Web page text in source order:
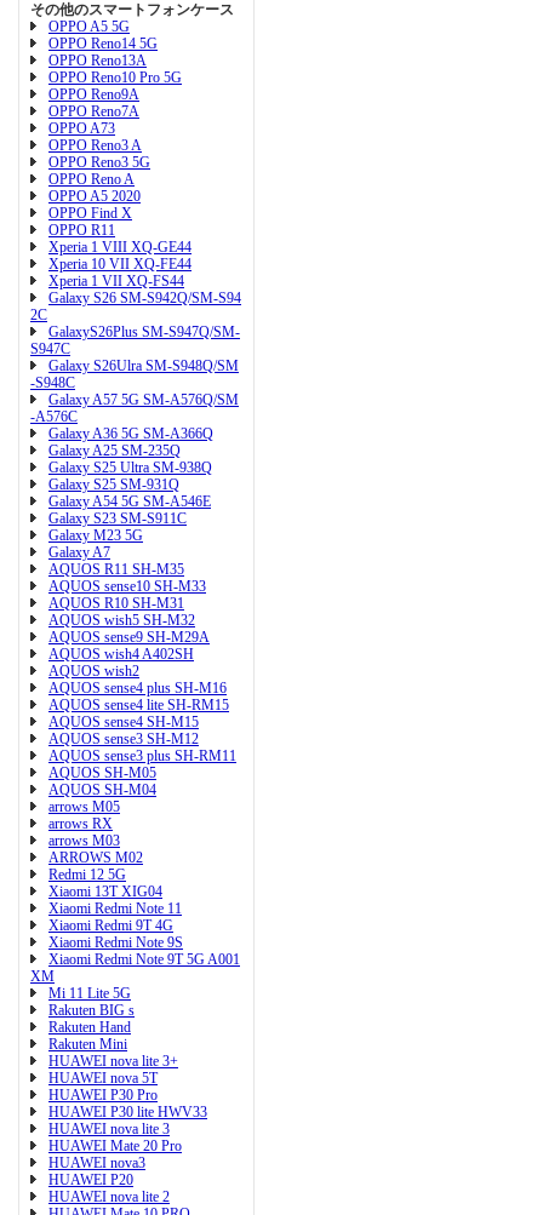
その他のスマートフォンケース
OPPO A5 5G
OPPO Reno14 5G
OPPO Reno13A
OPPO Reno10 Pro 5G
OPPO Reno9A
OPPO Reno7A
OPPO A73
OPPO Reno3 A
OPPO Reno3 5G
OPPO Reno A
OPPO A5 2020
OPPO Find X
OPPO R11
Xperia 1 VIII XQ-GE44
Xperia 10 VII XQ-FE44
Xperia 1 VII XQ-FS44
Galaxy S26 SM-S942Q/SM-S94
2C
GalaxyS26Plus SM-S947Q/SM-
S947C
Galaxy S26Ulra SM-S948Q/SM
-S948C
Galaxy A57 5G SM-A576Q/SM
-A576C
Galaxy A36 5G SM-A366Q
Galaxy A25 SM-235Q
Galaxy S25 Ultra SM-938Q
Galaxy S25 SM-931Q
Galaxy A54 5G SM-A546E
Galaxy S23 SM-S911C
Galaxy M23 5G
Galaxy A7
AQUOS R11 SH-M35
AQUOS sense10 SH-M33
AQUOS R10 SH-M31
AQUOS wish5 SH-M32
AQUOS sense9 SH-M29A
AQUOS wish4 A402SH
AQUOS wish2
AQUOS sense4 plus SH-M16
AQUOS sense4 lite SH-RM15
AQUOS sense4 SH-M15
AQUOS sense3 SH-M12
AQUOS sense3 plus SH-RM11
AQUOS SH-M05
AQUOS SH-M04
arrows M05
arrows RX
arrows M03
ARROWS M02
Redmi 12 5G
Xiaomi 13T XIG04
Xiaomi Redmi Note 11
Xiaomi Redmi 9T 4G
Xiaomi Redmi Note 9S
Xiaomi Redmi Note 9T 5G A001
XM
Mi 11 Lite 5G
Rakuten BIG s
Rakuten Hand
Rakuten Mini
HUAWEI nova lite 3+
HUAWEI nova 5T
HUAWEI P30 Pro
HUAWEI P30 lite HWV33
HUAWEI nova lite 3
HUAWEI Mate 20 Pro
HUAWEI nova3
HUAWEI P20
HUAWEI nova lite 2